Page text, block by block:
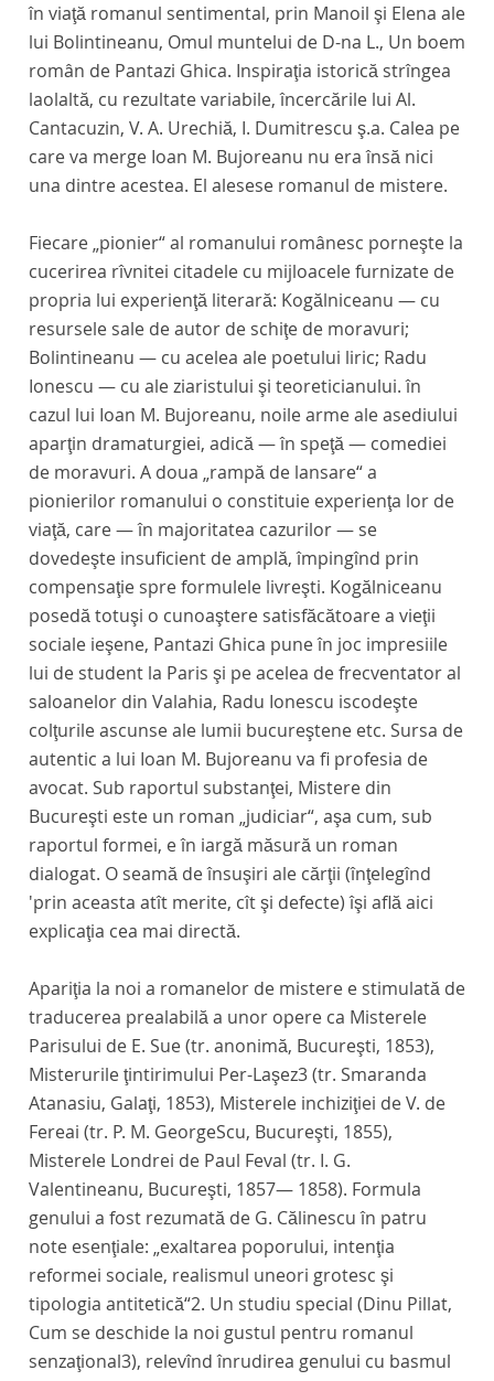
în viaţă romanul sentimental, prin Manoil şi Elena ale
lui Bolintineanu, Omul muntelui de D-na L., Un boem
român de Pantazi Ghica. Inspiraţia istorică strîngea
laolaltă, cu rezultate variabile, încercările lui Al.
Cantacuzin, V. A. Urechiă, I. Dumitrescu ş.a. Calea pe
care va merge Ioan M. Bujoreanu nu era însă nici
una dintre acestea. El alesese romanul de mistere.
Fiecare „pionier“ al romanului românesc porneşte la
cucerirea rîvnitei citadele cu mijloacele furnizate de
propria lui experienţă literară: Kogălniceanu — cu
resursele sale de autor de schiţe de moravuri;
Bolintineanu — cu acelea ale poetului liric; Radu
Ionescu — cu ale ziaristului şi teoreticianului. în
cazul lui Ioan M. Bujoreanu, noile arme ale asediului
aparţin dramaturgiei, adică — în speţă — comediei
de moravuri. A doua „rampă de lansare“ a
pionierilor romanului o constituie experienţa lor de
viaţă, care — în majoritatea cazurilor — se
dovedeşte insuficient de amplă, împingînd prin
compensaţie spre formulele livreşti. Kogălniceanu
posedă totuşi o cunoaştere satisfăcătoare a vieţii
sociale ieşene, Pantazi Ghica pune în joc impresiile
lui de student la Paris şi pe acelea de frecventator al
saloanelor din Valahia, Radu Ionescu iscodeşte
colţurile ascunse ale lumii bucureştene etc. Sursa de
autentic a lui Ioan M. Bujoreanu va fi profesia de
avocat. Sub raportul substanţei, Mistere din
Bucureşti este un roman „judiciar“, aşa cum, sub
raportul formei, e în iargă măsură un roman
dialogat. O seamă de însuşiri ale cărţii (înţelegînd
'prin aceasta atît merite, cît şi defecte) îşi află aici
explicaţia cea mai directă.
Apariţia la noi a romanelor de mistere e stimulată de
traducerea prealabilă a unor opere ca Misterele
Parisului de E. Sue (tr. anonimă, Bucureşti, 1853),
Misterurile ţintirimului Per-Laşez3 (tr. Smaranda
Atanasiu, Galaţi, 1853), Misterele inchiziţiei de V. de
Fereai (tr. P. M. GeorgeScu, Bucureşti, 1855),
Misterele Londrei de Paul Feval (tr. I. G.
Valentineanu, Bucureşti, 1857— 1858). Formula
genului a fost rezumată de G. Călinescu în patru
note esenţiale: „exaltarea poporului, intenţia
reformei sociale, realismul uneori grotesc şi
tipologia antitetică“2. Un studiu special (Dinu Pillat,
Cum se deschide la noi gustul pentru romanul
senzaţional3), relevînd înrudirea genului cu basmul